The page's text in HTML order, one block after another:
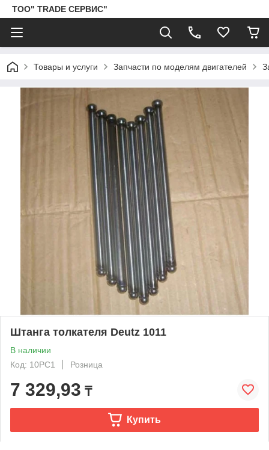
ТОО" TRADE СЕРВИС"
Товары и услуги Запчасти по моделям двигателей
Штанга толкателя Deutz 1011
В наличии
Код: 10PC1
Розница
7 329,93 ₸
Купить